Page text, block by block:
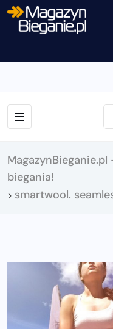
MagazynBieganie.pl
biegania!
> smartwool.